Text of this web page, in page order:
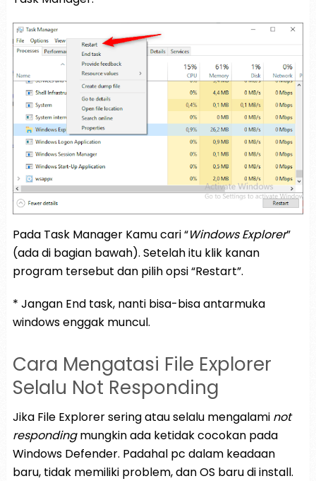
Pada Task Manager Kamu cari “Windows Explorer”
(ada di bagian bawah). Setelah itu klik kanan
program tersebut dan pilih opsi “Restart”.
* Jangan End task, nanti bisa-bisa antarmuka
windows enggak muncul.
Cara Mengatasi File Explorer
Selalu Not Responding
Jika File Explorer sering atau selalu mengalami not
respondingmungkin ada ketidak cocokan pada
Windows Defender. Padahal pc dalam keadaan
baru, tidak memiliki problem, dan OS baru di install.